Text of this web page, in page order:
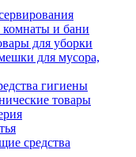
комнаты и бани
для уборки
для мусора,
гигиены
товары
средства